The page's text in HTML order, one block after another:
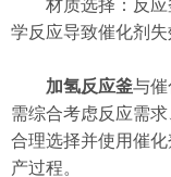
材质选择：反应
学反应导致催化剂失
加氢反应釜与催
需综合考虑反应需
合理选择并使用催
产过程。